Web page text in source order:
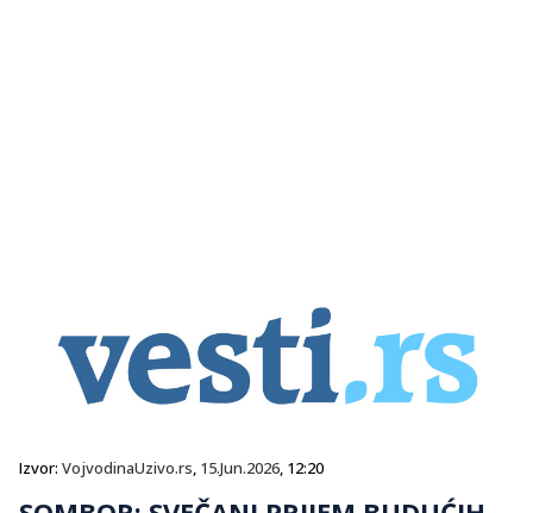
Izvor: VojvodinaUzivo.rs, 15.Jun.2026, 12:20